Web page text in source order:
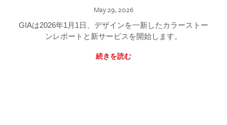
May 29, 2026
GIAは2026年1月1日、デザインを一新したカラーストー
ンレポートと新サービスを開始します。
続きを読む